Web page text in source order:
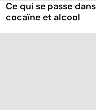
Ce qui se passe
cocaïne et alcool